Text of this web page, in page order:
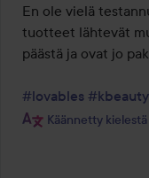
En ole vielä
tuotteet lähtevät
päästä ja ovat jo
#lovables #kbeauty
Käännetty